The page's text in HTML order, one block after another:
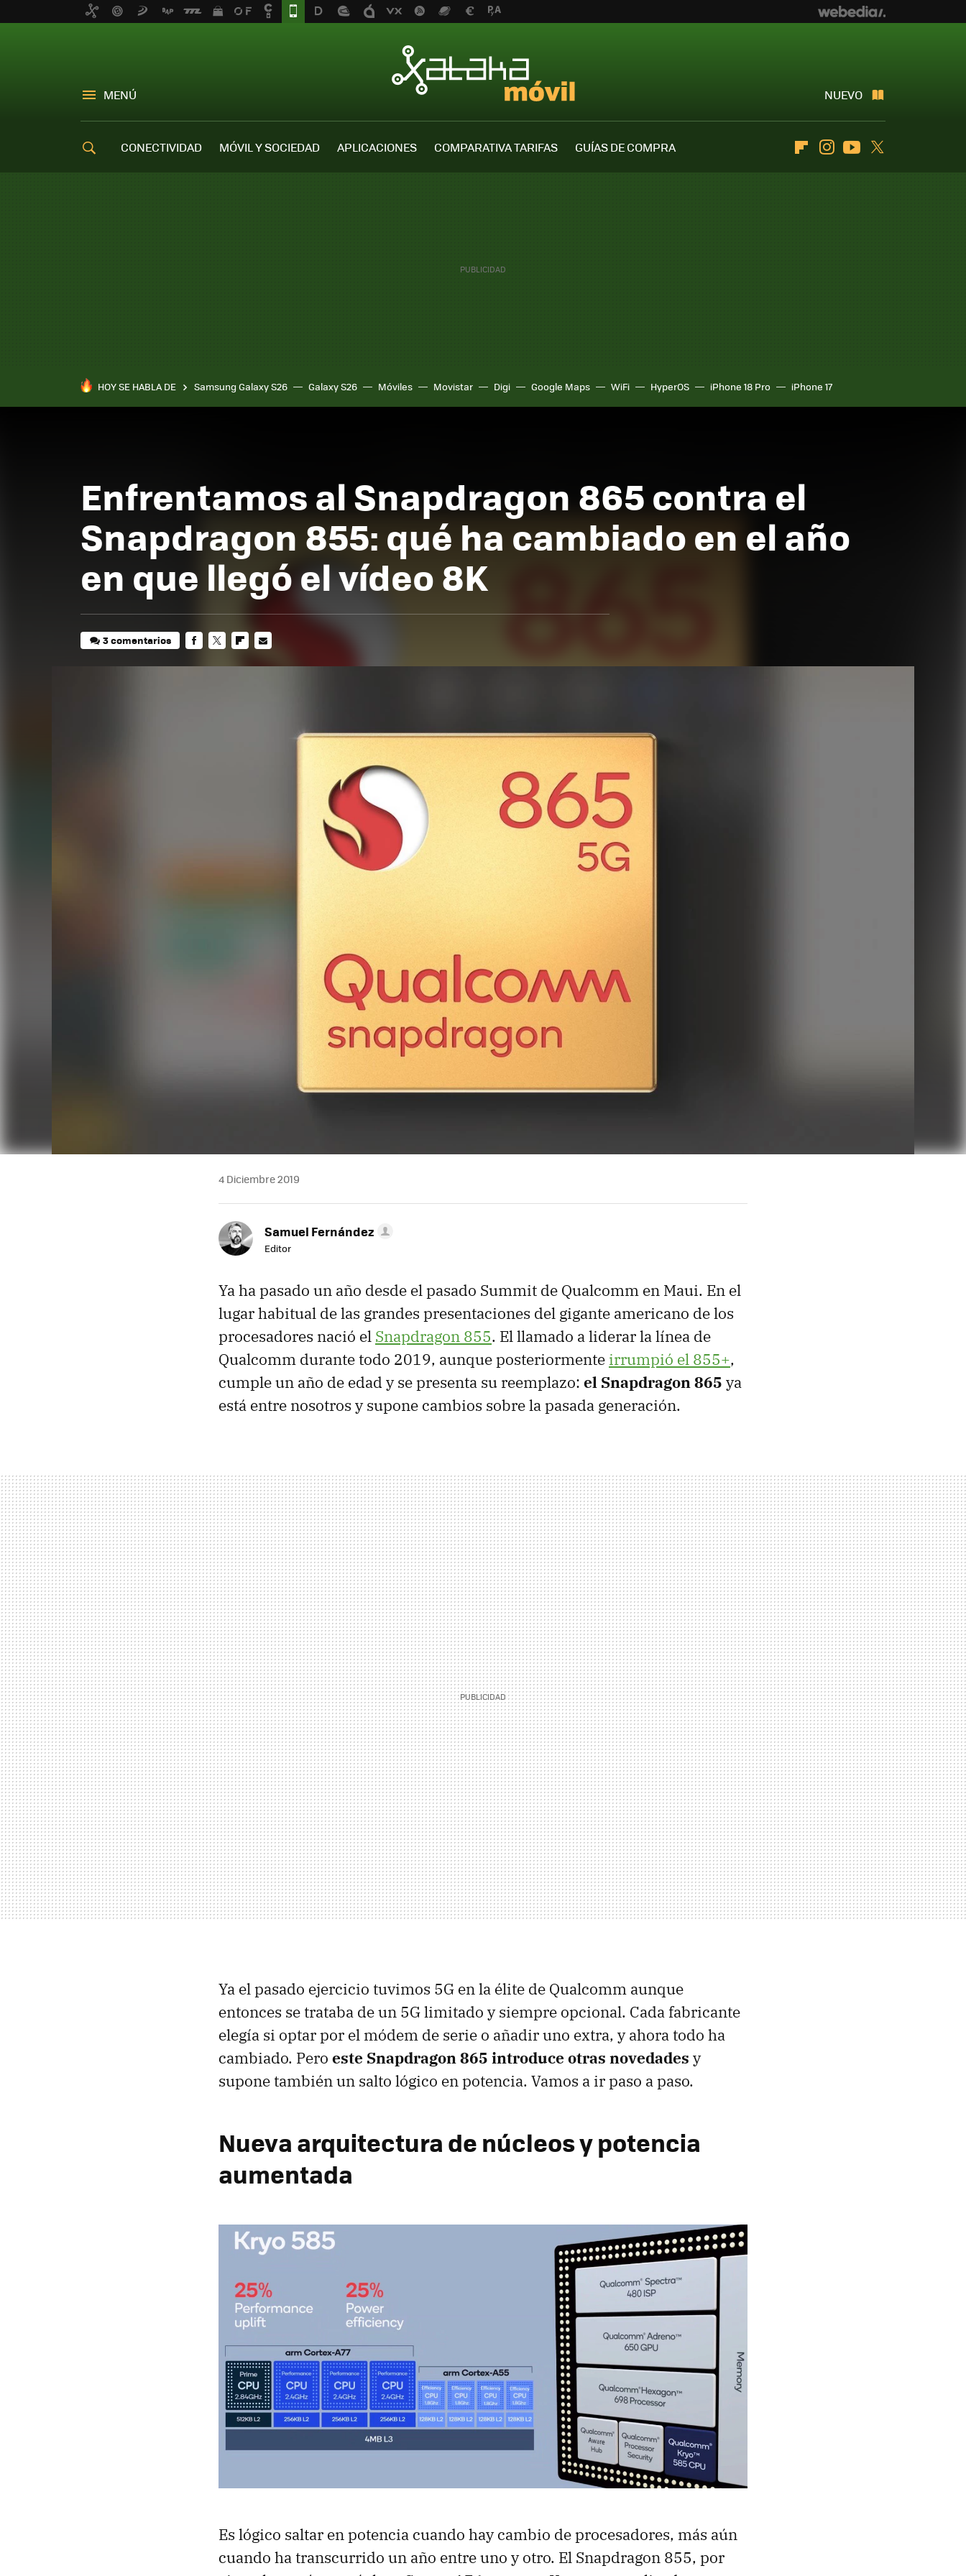
MENÚ NUEVO
CONECTIVIDAD MÓVIL Y SOCIEDAD APLICACIONES COMPARATIVA TARIFAS
GUÍAS DE COMPRA
FlipboardInstagramYoutube
HOY SE HABLA DE Samsung Galaxy S26 Galaxy S26 Móviles Movistar Digi Google Maps WiFi HyperOS iPhone 18 Pro iPhone 17
Enfrentamos al Snapdragon 865 contra el
Snapdragon 855: qué ha cambiado en el año
en que llegó el vídeo 8K
3 comentarios
4 Diciembre 2019
Samuel Fernández
Editor
Ya ha pasado un año desde el pasado Summit de Qualcomm en Maui. En el
lugar habitual de las grandes presentaciones del gigante americano de los
procesadores nació el Snapdragon 855. El llamado a liderar la línea de
Qualcomm durante todo 2019, aunque posteriormente irrumpió el 855+,
cumple un año de edad y se presenta su reemplazo: el Snapdragon 865 ya
está entre nosotros y supone cambios sobre la pasada generación.
Ya el pasado ejercicio tuvimos 5G en la élite de Qualcomm aunque
entonces se trataba de un 5G limitado y siempre opcional. Cada fabricante
elegía si optar por el módem de serie o añadir uno extra, y ahora todo ha
cambiado. Pero este Snapdragon 865 introduce otras novedades y
supone también un salto lógico en potencia. Vamos a ir paso a paso.
Nueva arquitectura de núcleos y potencia
aumentada
Es lógico saltar en potencia cuando hay cambio de procesadores, más aún
cuando ha transcurrido un año entre uno y otro. El Snapdragon 855, por